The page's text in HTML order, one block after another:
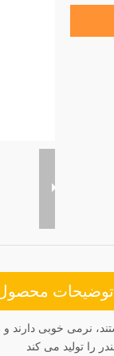
توضیحات